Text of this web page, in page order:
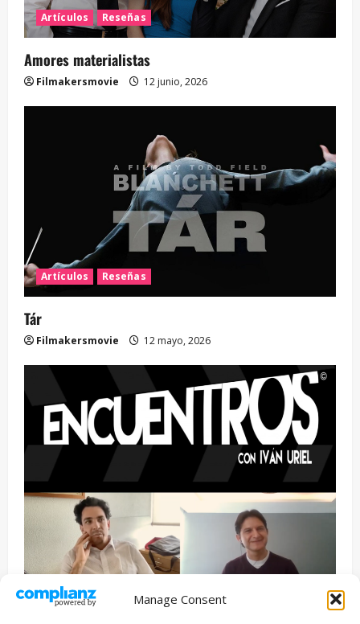
Manage Consent
Artículos Reseñas
Amores materialistas
Filmakersmovie 12 junio, 2026
Artículos Reseñas
Tár
Filmakersmovie 12 mayo, 2026
Entrevista Series